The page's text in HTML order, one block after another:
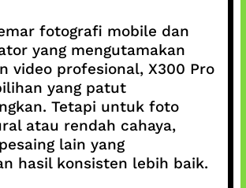
fotografi mobile dan
yang mengutamakan
video profesional, X300 Pro
yang patut
Tetapi untuk foto
atau rendah cahaya,
lain yang
hasil konsisten lebih baik.